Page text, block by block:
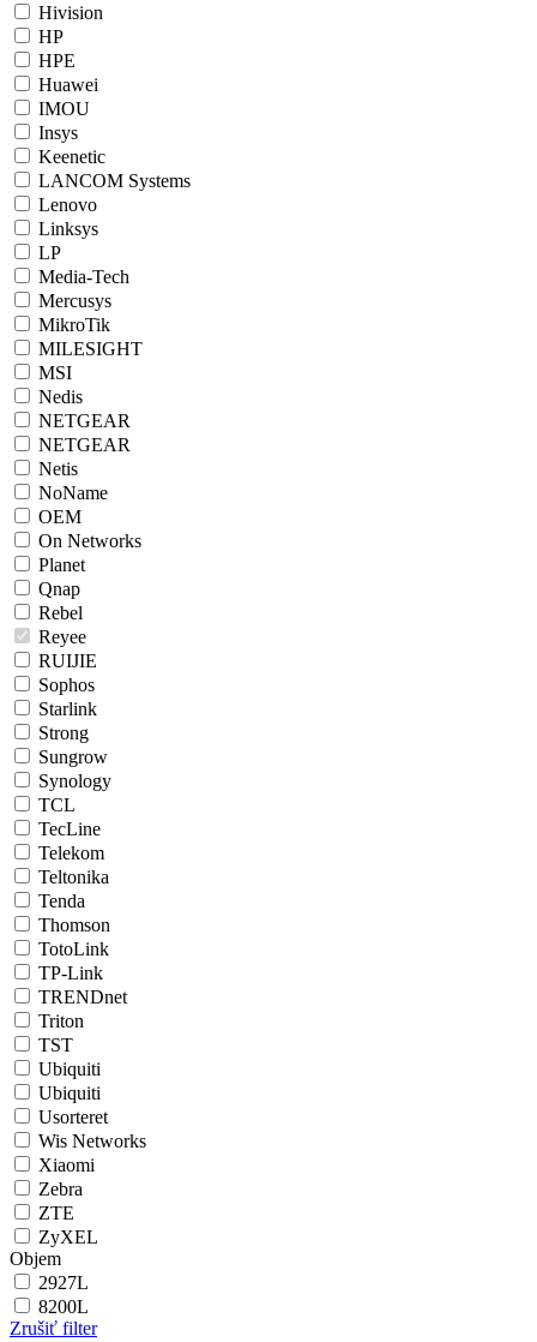
Hivision
HP
HPE
Huawei
IMOU
Insys
Keenetic
LANCOM Systems
Lenovo
Linksys
LP
Media-Tech
Mercusys
MikroTik
MILESIGHT
MSI
Nedis
NETGEAR
NETGEAR
Netis
NoName
OEM
On Networks
Planet
Qnap
Rebel
Reyee
RUIJIE
Sophos
Starlink
Strong
Sungrow
Synology
TCL
TecLine
Telekom
Teltonika
Tenda
Thomson
TotoLink
TP-Link
TRENDnet
Triton
TST
Ubiquiti
Ubiquiti
Usorteret
Wis Networks
Xiaomi
Zebra
ZTE
ZyXEL
Objem
2927L
8200L
Zrušiť filter